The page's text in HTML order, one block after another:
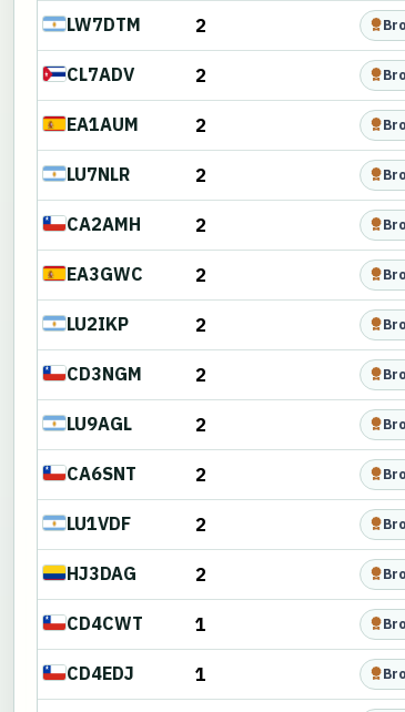
LW7DTM 2
CL7ADV 2
EA1AUM 2
LU7NLR 2
CA2AMH 2
EA3GWC 2
LU2IKP 2
CD3NGM 2
LU9AGL 2
CA6SNT 2
LU1VDF 2
HJ3DAG 2
CD4CWT 1
CD4EDJ 1